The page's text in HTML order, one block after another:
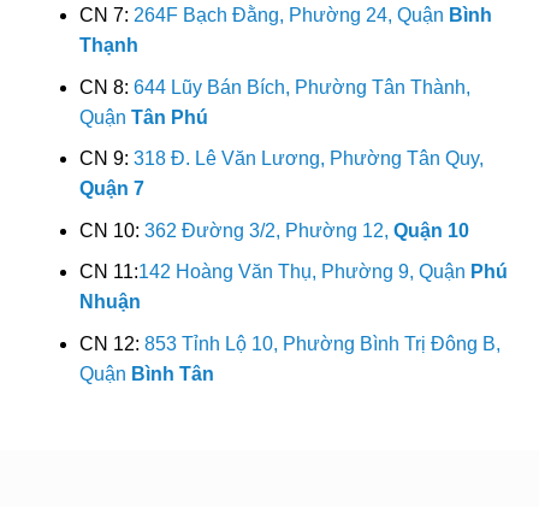
CN 7: 264F Bạch Đằng, Phường 24, Quận Bình
Thạnh
CN 8: 644 Lũy Bán Bích, Phường Tân Thành,
Quận Tân Phú
CN 9: 318 Đ. Lê Văn Lương, Phường Tân Quy,
Quận 7
CN 10: 362 Đường 3/2, Phường 12, Quận 10
CN 11:142 Hoàng Văn Thụ, Phường 9, Quận Phú
Nhuận
CN 12: 853 Tỉnh Lộ 10, Phường Bình Trị Đông B,
Quận Bình Tân